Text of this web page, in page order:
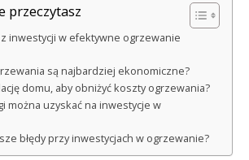
przeczytasz
z inwestycji w efektywne ogrzewanie
są najbardziej ekonomiczne?
domu, aby obniżyć koszty ogrzewania?
można uzyskać na inwestycje w
błędy przy inwestycjach w ogrzewanie?